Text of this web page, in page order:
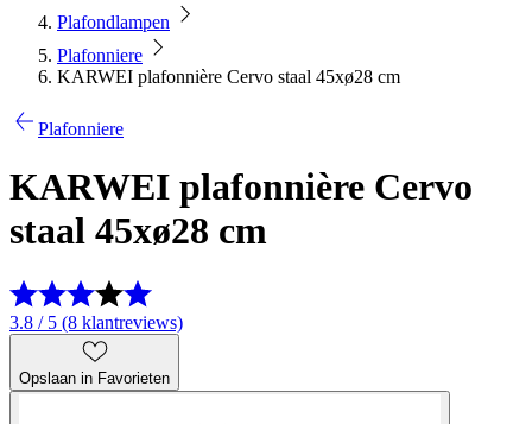
Plafondlampen
Plafonniere
KARWEI plafonnière Cervo staal 45xø28 cm
Plafonniere
KARWEI plafonnière Cervo
staal 45xø28 cm
3.8 / 5 (8 klantreviews)
Opslaan in Favorieten